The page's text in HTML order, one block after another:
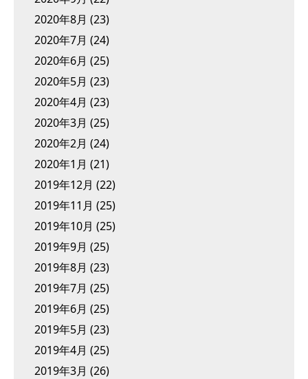
2020年8月 (23)
2020年7月 (24)
2020年6月 (25)
2020年5月 (23)
2020年4月 (23)
2020年3月 (25)
2020年2月 (24)
2020年1月 (21)
2019年12月 (22)
2019年11月 (25)
2019年10月 (25)
2019年9月 (25)
2019年8月 (23)
2019年7月 (25)
2019年6月 (25)
2019年5月 (23)
2019年4月 (25)
2019年3月 (26)